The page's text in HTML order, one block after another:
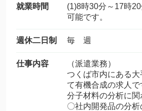
就業時間
(1)8時30分～17時
可能です。
週休二日制 毎 週
仕事内容
（派遣業務）
つくば市内にある
て有機合成の求人
分子材料の分析に関
〇社内開発品の分